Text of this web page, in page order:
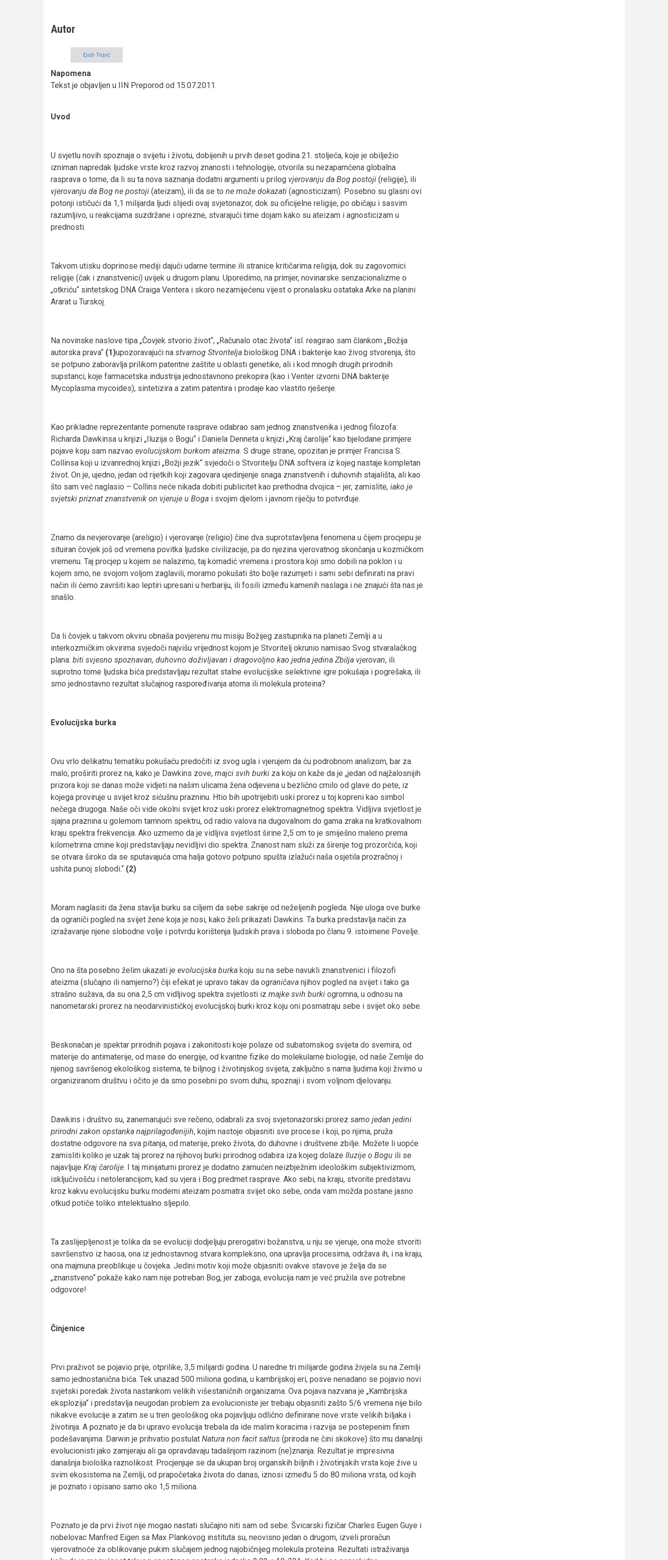
Autor
Ejub Topić
Napomena
Tekst je objavljen u IIN Preporod od 15.07.2011.
Uvod
U svjetlu novih spoznaja o svijetu i životu, dobijenih u prvih deset godina 21. stoljeća, koje je obilježio
izniman napredak ljudske vrste kroz razvoj znanosti i tehnologije, otvorila su nezapamćena globalna
rasprava o tome, da li su ta nova saznanja dodatni argumenti u prilog vjerovanju da Bog postoji (religije), ili
vjerovanju da Bog ne postoji (ateizam), ili da se to ne može dokazati (agnosticizam). Posebno su glasni ovi
potonji ističući da 1,1 milijarda ljudi slijedi ovaj svjetonazor, dok su oficijelne religije, po običaju i sasvim
razumljivo, u reakcijama suzdržane i oprezne, stvarajući time dojam kako su ateizam i agnosticizam u
prednosti.
Takvom utisku doprinose mediji dajući udarne termine ili stranice kritičarima religija, dok su zagovornici
religije (čak i znanstvenici) uvijek u drugom planu. Uporedimo, na primjer, novinarske senzacionalizme o
„otkriću“ sintetskog DNA Craiga Ventera i skoro nezamijećenu vijest o pronalasku ostataka Arke na planini
Ararat u Turskoj.
Na novinske naslove tipa „Čovjek stvorio život“, „Računalo otac života“ isl. reagirao sam člankom „Božija
autorska prava“ (1)upozoravajući na stvarnog Stvoritelja biološkog DNA i bakterije kao živog stvorenja, što
se potpuno zaboravlja prilikom patentne zaštite u oblasti genetike, ali i kod mnogih drugih prirodnih
supstanci, koje farmacetska industrija jednostavnono prekopira (kao i Venter izvorni DNA bakterije
Mycoplasma mycoides), sintetizira a zatim patentira i prodaje kao vlastito rješenje.
Kao prikladne reprezentante pomenute rasprave odabrao sam jednog znanstvenika i jednog filozofa:
Richarda Dawkinsa u knjizi „Iluzija o Bogu“ i Daniela Denneta u knjizi „Kraj čarolije“ kao bjelodane primjere
pojave koju sam nazvao evolucijskom burkom ateizma. S druge strane, opozitan je primjer Francisa S.
Collinsa koji u izvanrednoj knjizi „Božji jezik“ svjedoči o Stvoritelju DNA softvera iz kojeg nastaje kompletan
život. On je, ujedno, jedan od rijetkih koji zagovara ujedinjenje snaga znanstvenih i duhovnih stajališta, ali kao
što sam već naglasio – Collins neće nikada dobiti publicitet kao prethodna dvojica – jer, zamislite, iako je
svjetski priznat znanstvenik on vjeruje u Boga i svojim djelom i javnom riječju to potvrđuje.
Znamo da nevjerovanje (areligio) i vjerovanje (religio) čine dva suprotstavljena fenomena u čijem procjepu je
situiran čovjek još od vremena povitka ljudske civilizacije, pa do njezina vjerovatnog skončanja u kozmičkom
vremenu. Taj procjep u kojem se nalazimo, taj komadić vremena i prostora koji smo dobili na poklon i u
kojem smo, ne svojom voljom zaglavili, moramo pokušati što bolje razumjeti i sami sebi definirati na pravi
način ili ćemo završiti kao leptiri upresani u herbariju, ili fosili između kamenih naslaga i ne znajući šta nas je
snašlo.
Da li čovjek u takvom okviru obnaša povjerenu mu misiju Božijeg zastupnika na planeti Zemlji a u
interkozmičkim okvirima svjedoči najvišu vrijednost kojom je Stvoritelj okrunio namisao Svog stvaralačkog
plana: biti svjesno spoznavan, duhovno doživljavan i dragovoljno kao jedna jedina Zbilja vjerovan, ili
suprotno tome ljudska bića predstavljaju rezultat stalne evolucijske selektivne igre pokušaja i pogrešaka, ili
smo jednostavno rezultat slučajnog raspoređivanja atoma ili molekula proteina?
Evolucijska burka
Ovu vrlo delikatnu tematiku pokušaću predočiti iz svog ugla i vjerujem da ću podrobnom analizom, bar za
malo, proširiti prorez na, kako je Dawkins zove, majci svih burki za koju on kaže da je „jedan od najžalosnijih
prizora koji se danas može vidjeti na našim ulicama žena odjevena u bezlično crnilo od glave do pete, iz
kojega proviruje u svijet kroz sićušnu prazninu. Htio bih upotrijebiti uski prorez u toj kopreni kao simbol
nečega drugoga. Naše oči vide okolni svijet kroz uski prorez elektromagnetnog spektra. Vidljiva svjetlost je
sjajna praznina u golemom tamnom spektru, od radio valova na dugovalnom do gama zraka na kratkovalnom
kraju spektra frekvencija. Ako uzmemo da je vidljiva svjetlost širine 2,5 cm to je smiješno maleno prema
kilometrima crnine koji predstavljaju nevidljivi dio spektra. Znanost nam služi za širenje tog prozorčića, koji
se otvara široko da se sputavajuća crna halja gotovo potpuno spušta izlažući naša osjetila prozračnoj i
ushita punoj slobodi.“ (2)
Moram naglasiti da žena stavlja burku sa ciljem da sebe sakrije od neželjenih pogleda. Nije uloga ove burke
da ograniči pogled na svijet žene koja je nosi, kako želi prikazati Dawkins. Ta burka predstavlja način za
izražavanje njene slobodne volje i potvrdu korištenja ljudskih prava i sloboda po članu 9. istoimene Povelje.
Ono na šta posebno želim ukazati je evolucijska burka koju su na sebe navukli znanstvenici i filozofi
ateizma (slučajno ili namjerno?) čiji efekat je upravo takav da ograničava njihov pogled na svijet i tako ga
strašno sužava, da su ona 2,5 cm vidljivog spektra svjetlosti iz majke svih burki ogromna, u odnosu na
nanometarski prorez na neodarvinističkoj evolucijskoj burki kroz koju oni posmatraju sebe i svijet oko sebe.
Beskonačan je spektar prirodnih pojava i zakonitosti koje polaze od subatomskog svijeta do svemira, od
materije do antimaterije, od mase do energije, od kvantne fizike do molekularne biologije, od naše Zemlje do
njenog savršenog ekološkog sistema, te biljnog i životinjskog svijeta, zaključno s nama ljudima koji živimo u
organiziranom društvu i očito je da smo posebni po svom duhu, spoznaji i svom voljnom djelovanju.
Dawkins i društvo su, zanemarujući sve rečeno, odabrali za svoj svjetonazorski prorez samo jedan jedini
prirodni zakon opstanka najprilagođenijih, kojim nastoje objasniti sve procese i koji, po njima, pruža
dostatne odgovore na sva pitanja, od materije, preko života, do duhovne i društvene zbilje. Možete li uopće
zamisliti koliko je uzak taj prorez na njihovoj burki prirodnog odabira iza kojeg dolaze Iluzije o Bogu ili se
najavljuje Kraj čarolije. I taj minijaturni prorez je dodatno zamućen neizbježnim ideološkim subjektivizmom,
isključivošću i netolerancijom, kad su vjera i Bog predmet rasprave. Ako sebi, na kraju, stvorite predstavu
kroz kakvu evolucijsku burku moderni ateizam posmatra svijet oko sebe, onda vam možda postane jasno
otkud potiče toliko intelektualno sljepilo.
Ta zaslijepljenost je tolika da se evoluciji dodjeljuju prerogativi božanstva, u nju se vjeruje, ona može stvoriti
savršenstvo iz haosa, ona iz jednostavnog stvara kompleksno, ona upravlja procesima, održava ih, i na kraju,
ona majmuna preoblikuje u čovjeka. Jedini motiv koji može objasniti ovakve stavove je želja da se
„znanstveno“ pokaže kako nam nije potreban Bog, jer zaboga, evolucija nam je već pružila sve potrebne
odgovore!
Činjenice
Prvi praživot se pojavio prije, otprilike, 3,5 milijardi godina. U naredne tri milijarde godina živjela su na Zemlji
samo jednostanična bića. Tek unazad 500 miliona godina, u kambrijskoj eri, posve nenadano se pojavio novi
svjetski poredak života nastankom velikih višestaničnih organizama. Ova pojava nazvana je „Kambrijska
eksplozija“ i predstavlja neugodan problem za evolucioniste jer trebaju objasniti zašto 5/6 vremena nije bilo
nikakve evolucije a zatim se u tren geološkog oka pojavljuju odlično definirane nove vrste velikih biljaka i
životinja. A poznato je da bi upravo evolucija trebala da ide malim koracima i razvija se postepenim finim
podešavanjima. Darwin je prihvatio postulat Natura non facit saltus (priroda ne čini skokove) što mu današnji
evolucionisti jako zamjeraju ali ga opravdavaju tadašnjom razinom (ne)znanja. Rezultat je impresivna
današnja biološka raznolikost. Procjenjuje se da ukupan broj organskih biljnih i životinjskih vrsta koje žive u
svim ekosistema na Zemlji, od prapočetaka života do danas, iznosi između 5 do 80 miliona vrsta, od kojih
je poznato i opisano samo oko 1,5 miliona.
Poznato je da prvi život nije mogao nastati slučajno niti sam od sebe. Švicarski fizičar Charles Eugen Guye i
nobelovac Manfred Eigen sa Max Plankovog instituta su, neovisno jedan o drugom, izveli proračun
vjerovatnoće za oblikovanje pukim slučajem jednog najobičnijeg molekula proteina. Rezultati istraživanja